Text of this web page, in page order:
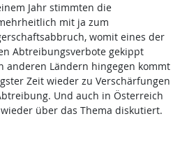
Jahr stimmten die
mit ja zum
womit eines der
Abtreibungsverbote gekippt
anderen Ländern hingegen kommt
Zeit wieder zu Verschärfungen
Und auch in Österreich
über das Thema diskutiert.